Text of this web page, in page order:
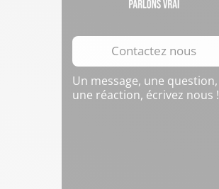
Contactez nous
Un message, une question,
une réaction, écrivez nous !